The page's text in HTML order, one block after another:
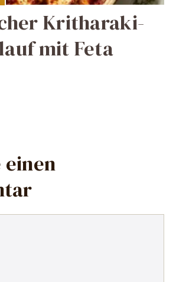
Kritharaki-
mit Feta
einen